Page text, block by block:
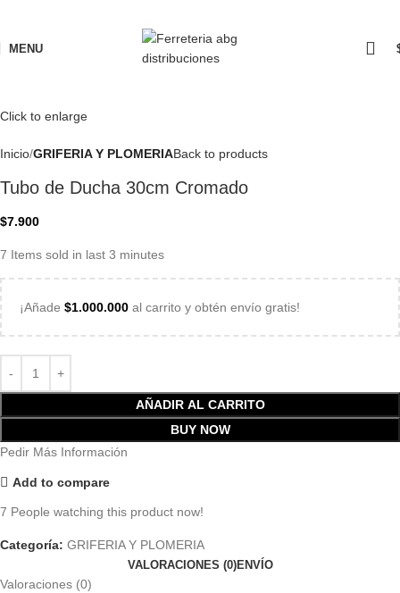
MENU
Click to enlarge
Inicio GRIFERIA Y PLOMERIABack to products
Tubo de Ducha 30cm Cromado
$7.900
7 Items sold in last 3 minutes
¡Añade $1.000.000 al carrito y obtén envío gratis!
AÑADIR AL CARRITO
BUY NOW
Pedir Más Información
Add to compare
7 People watching this product now!
Categoría: GRIFERIA Y PLOMERIA
VALORACIONES (0)ENVÍO
Valoraciones (0)